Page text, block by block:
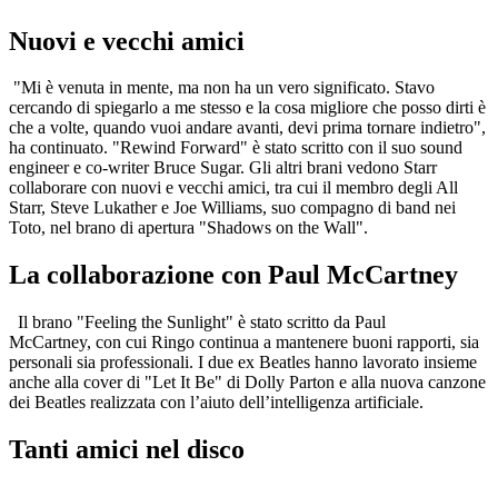
Nuovi e vecchi amici
"Mi è venuta in mente, ma non ha un vero significato. Stavo
cercando di spiegarlo a me stesso e la cosa migliore che posso dirti è
che a volte, quando vuoi andare avanti, devi prima tornare indietro",
ha continuato. "Rewind Forward" è stato scritto con il suo sound
engineer e co-writer Bruce Sugar. Gli altri brani vedono Starr
collaborare con nuovi e vecchi amici, tra cui il membro degli All
Starr, Steve Lukather e Joe Williams, suo compagno di band nei
Toto, nel brano di apertura "Shadows on the Wall".
La collaborazione con Paul McCartney
Il brano "Feeling the Sunlight" è stato scritto da Paul
McCartney, con cui Ringo continua a mantenere buoni rapporti, sia
personali sia professionali. I due ex Beatles hanno lavorato insieme
anche alla cover di "Let It Be" di Dolly Parton e alla nuova canzone
dei Beatles realizzata con l’aiuto dell’intelligenza artificiale.
Tanti amici nel disco